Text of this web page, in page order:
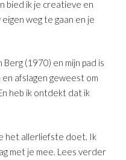
bied ik je creatieve en
weg te gaan en je
Berg (1970) en mijn pad is
afslagen geweest om
heb ik ontdekt dat ik
het allerliefste doet. Ik
met je mee. Lees verder